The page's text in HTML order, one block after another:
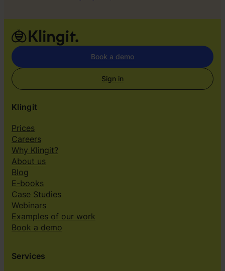
Book a demo
Sign in
Klingit
Prices
Careers
Why Klingit?
About us
Blog
E-books
Case Studies
Webinars
Examples of our work
Book a demo
Services